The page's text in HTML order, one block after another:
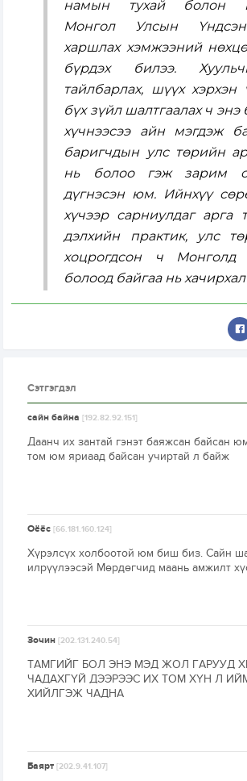
намын тухай болон
Монгол Улсын
харшлах хэмжээний
бүрдэх билээ.
тайлбарлах, шүүх хэрхэн
бүх зүйл шалтгаалах ч энэ
хүчнээсээ айн мэгдэж
баригчдын улс төрийн
нь болоо гэж зарим
дүгнэсэн юм. Ийнхүү
хүчээр сарниулдаг арга
дэлхийн практик, улс
хоцрогдсон ч Монголд
болоод байгаа нь
Сэтгэгдэл
сайн байна[192.82.92.151]
Даанч их зантай гэнэт баяжсан байсан
том юм яриаад байсан учиртай л байж
Оёёс[66.181.160.124]
Хүрэлсүх холбоотой юм биш биз. Сайн
илрүүлээсэй Мөрдөгчид маань амжилт
Зочин[202.131.240.54]
ТАМГИЙГ БОЛ ЭНЭ МЭД ЖОЛ ГАРУУД
ЧАДАХГҮЙ ДЭЭРЭЭС ИХ ТОМ ХҮН Л
ХИЙЛГЭЖ ЧАДНА
Баярт[202.9.41.107]